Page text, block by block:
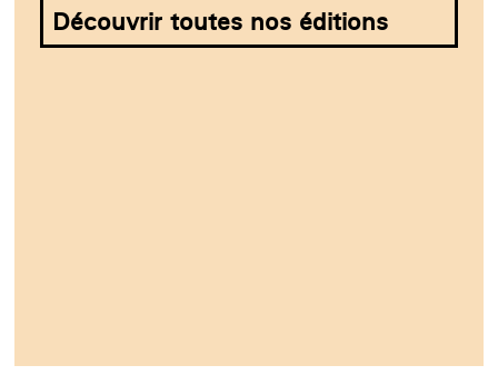
Découvrir toutes nos éditions